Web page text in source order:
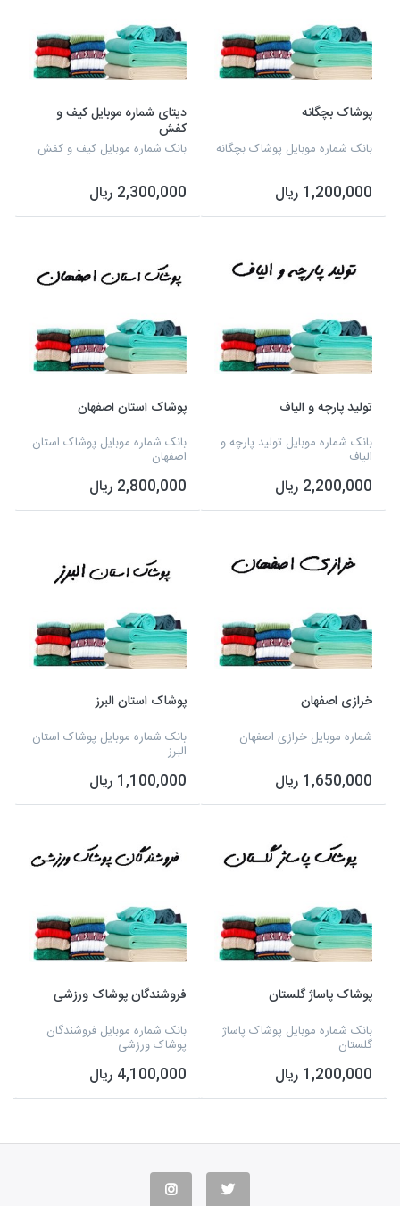
پوشاک بچگانه
بانک شماره موبایل پوشاک بچگانه
1,200,000 ریال
دیتای شماره موبایل کیف و
کفش
بانک شماره موبایل کیف و کفش
2,300,000 ریال
تولید پارچه و الیاف
بانک شماره موبایل تولید پارچه و
الیاف
2,200,000 ریال
پوشاک استان اصفهان
بانک شماره موبایل پوشاک استان
اصفهان
2,800,000 ریال
خرازی اصفهان
شماره موبایل خرازی اصفهان
1,650,000 ریال
پوشاک استان البرز
بانک شماره موبایل پوشاک استان
البرز
1,100,000 ریال
پوشاک پاساژ گلستان
بانک شماره موبایل پوشاک پاساژ
گلستان
1,200,000 ریال
فروشندگان پوشاک ورزشی
بانک شماره موبایل فروشندگان
پوشاک ورزشی
4,100,000 ریال